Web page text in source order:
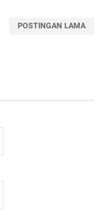
POSTINGAN LAMA